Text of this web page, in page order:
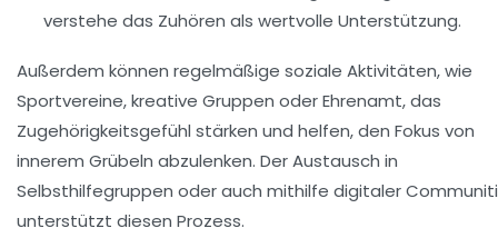
verstehe das Zuhören als wertvolle Unterstützung.
Außerdem können regelmäßige soziale Aktivitäten, wie
Sportvereine, kreative Gruppen oder Ehrenamt, das
Zugehörigkeitsgefühl stärken und helfen, den Fokus von
innerem Grübeln abzulenken. Der Austausch in
Selbsthilfegruppen oder auch mithilfe digitaler
unterstützt diesen Prozess.